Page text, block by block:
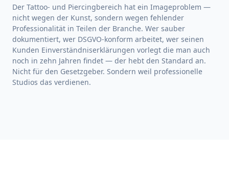
Der Tattoo- und Piercingbereich hat ein Imageproblem —
nicht wegen der Kunst, sondern wegen fehlender
Professionalität in Teilen der Branche. Wer sauber
dokumentiert, wer DSGVO-konform arbeitet, wer seinen
Kunden Einverständniserklärungen vorlegt die man auch
noch in zehn Jahren findet — der hebt den Standard an.
Nicht für den Gesetzgeber. Sondern weil professionelle
Studios das verdienen.